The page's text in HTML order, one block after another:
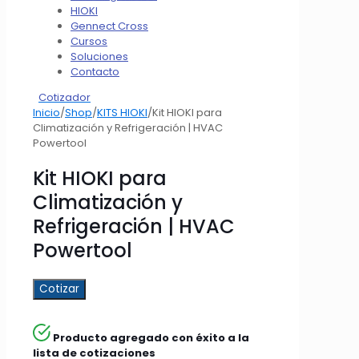
HIOKI
Gennect Cross
Cursos
Soluciones
Contacto
Cotizador
Inicio/Shop/KITS HIOKI/Kit HIOKI para
Climatización y Refrigeración | HVAC
Powertool
Kit HIOKI para
Climatización y
Refrigeración | HVAC
Powertool
Cotizar
Producto agregado con éxito a la
lista de cotizaciones